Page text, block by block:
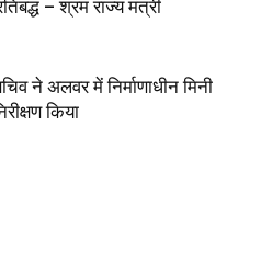
– श्रम राज्य मंत्री
ने अलवर में निर्माणाधीन मिनी
किया